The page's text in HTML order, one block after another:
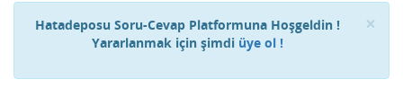
×
Hatadeposu Soru-Cevap Platformuna Hoşgeldin !
Yararlanmak için şimdi üye ol !